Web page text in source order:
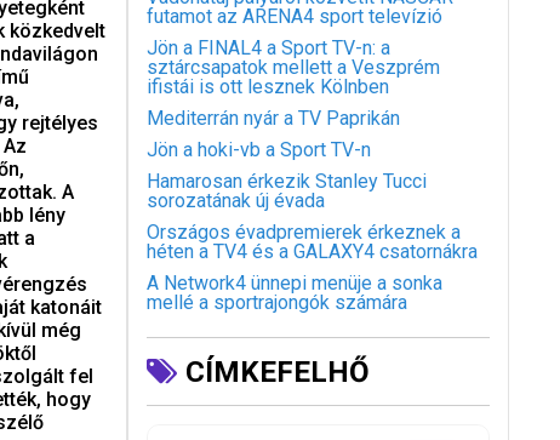
közkedvelt
rejtélyes
A
lény
a
katonáit
még
fel
hogy
futamot az ARENA4 sport televízió
Jön a FINAL4 a Sport TV-n: a
sztárcsapatok mellett a Veszprém
ifistái is ott lesznek Kölnben
Mediterrán nyár a TV Paprikán
Jön a hoki-vb a Sport TV-n
Hamarosan érkezik Stanley Tucci
sorozatának új évada
Országos évadpremierek érkeznek a
héten a TV4 és a GALAXY4 csatornákra
A Network4 ünnepi menüje a sonka
mellé a sportrajongók számára
CÍMKEFELHŐ